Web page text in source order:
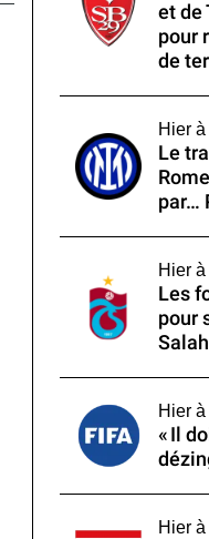
et de
pour
de
Hier
Le
par…
Hier
Les
pour
Salah
Hier
« Il
Hier